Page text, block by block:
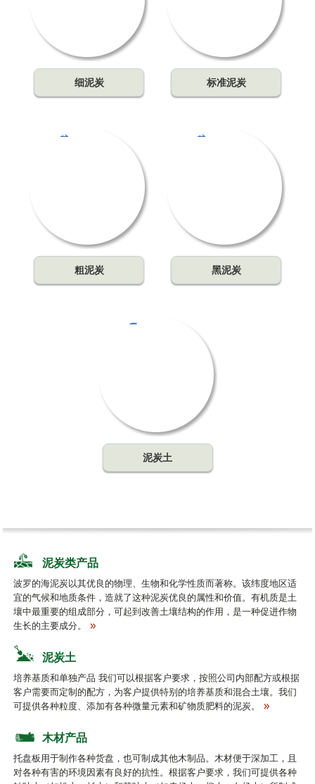
细泥炭 标准泥炭
粗泥炭 黑泥炭
泥炭土
泥炭类产品
波罗的海泥炭以其优良的物理、生物和化学性质而著称。该纬度地区适
宜的气候和地质条件，造就了这种泥炭优良的属性和价值。有机质是土
壤中最重要的组成部分，可起到改善土壤结构的作用，是一种促进作物
生长的主要成分。
泥炭土
培养基质和单独产品 我们可以根据客户要求，按照公司内部配方或根据
客户需要而定制的配方，为客户提供特别的培养基质和混合土壤。我们
可提供各种粒度、添加有各种微量元素和矿物质肥料的泥炭。
木材产品
托盘板用于制作各种货盘，也可制成其他木制品。木材便于深加工，且
对各种有害的环境因素有良好的抗性。根据客户要求，我们可提供各种